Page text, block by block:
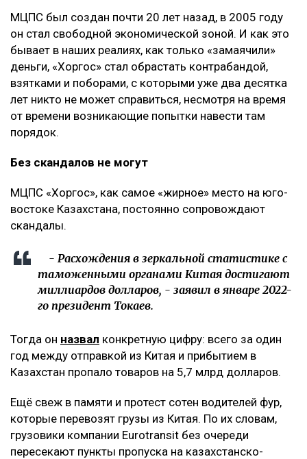
МЦПС был создан почти 20 лет назад, в 2005 году
он стал свободной экономической зоной. И как это
бывает в наших реалиях, как только «замаячили»
деньги, «Хоргос» стал обрастать контрабандой,
взятками и поборами, с которыми уже два десятка
лет никто не может справиться, несмотря на время
от времени возникающие попытки навести там
порядок.
Без скандалов не могут
МЦПС «Хоргос», как самое «жирное» место на юго-
востоке Казахстана, постоянно сопровождают
скандалы.
- Расхождения в зеркальной статистике с
таможенными органами Китая достигают
миллиардов долларов, - заявил в январе 2022-
го президент Токаев.
Тогда он назвал конкретную цифру: всего за один
год между отправкой из Китая и прибытием в
Казахстан пропало товаров на 5,7 млрд долларов.
Ещё свеж в памяти и протест сотен водителей фур,
которые перевозят грузы из Китая. По их словам,
грузовики компании Eurotransit без очереди
пересекают пункты пропуска на казахстанско-